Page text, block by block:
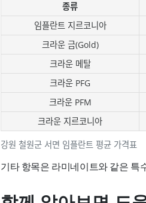
강원 철원군 서면 임플란트 평균 가격표
종류
임플란트 지르코니아
크라운 금(Gold)
크라운 메탈
크라운 PFG
크라운 PFM
크라운 지르코니아
기타 항목은 라미네이트와 같은 특